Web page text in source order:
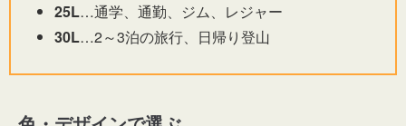
25L…通学、通勤、ジム、レジャー
30L…2～3泊の旅行、日帰り登山